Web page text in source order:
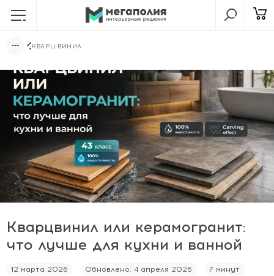
КВАРЦ-ВИНИЛ
Кварцвинил или керамогранит:
что лучше для кухни и ванной
12 марта 2026 Обновлено: 4 апреля 2026 7 минут